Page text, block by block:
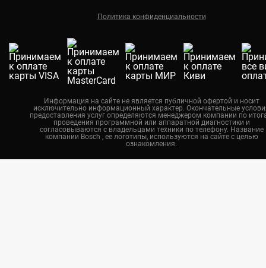
Новосибирск
Калининград
Челябинск
Казань
Воронеж
Политика конфиденциальности
Информация на сайте не является публичной офертой и носит
исключительно информационный характер. Окончательные
предоставления услуг определяются менеджером компании по
проведения программной или аппаратной диагностики и
согласовываются с владельцами техники по телефону. Название
компании Bosch , ее логотипы, используются на сайте с целью
ознакомления.